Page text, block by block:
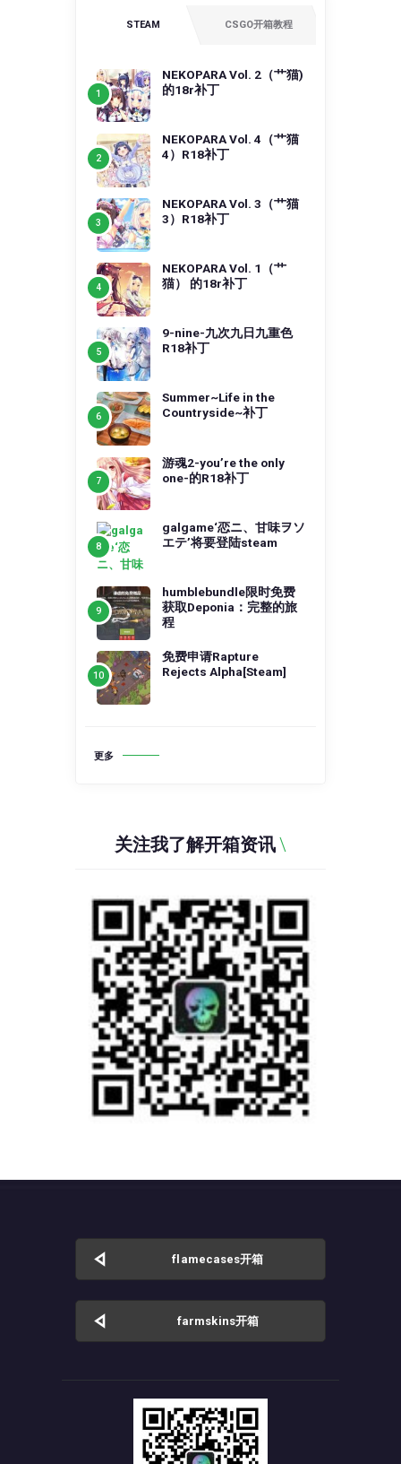
STEAM CSGO开箱教程
NEKOPARA Vol. 2（艹猫)
的18r补丁
NEKOPARA Vol. 4（艹猫
4）R18补丁
NEKOPARA Vol. 3（艹猫
3）R18补丁
NEKOPARA Vol. 1（艹
猫） 的18r补丁
9-nine-九次九日九重色
R18补丁
Summer~Life in the
Countryside~补丁
游魂2-you’re the only
one-的R18补丁
galgame‘恋ニ、甘味ヲソ
エテ’将要登陆steam
humblebundle限时免费
获取Deponia：完整的旅
程
免费申请Rapture
Rejects Alpha[Steam]
更多
关注我了解开箱资讯
flamecases开箱
farmskins开箱